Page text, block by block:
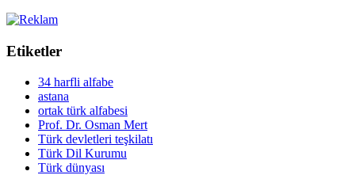
Etiketler
34 harfli alfabe
astana
ortak türk alfabesi
Prof. Dr. Osman Mert
Türk devletleri teşkilatı
Türk Dil Kurumu
Türk dünyası